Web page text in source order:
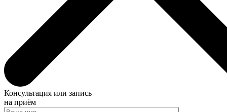
Консультация или запись
на приём